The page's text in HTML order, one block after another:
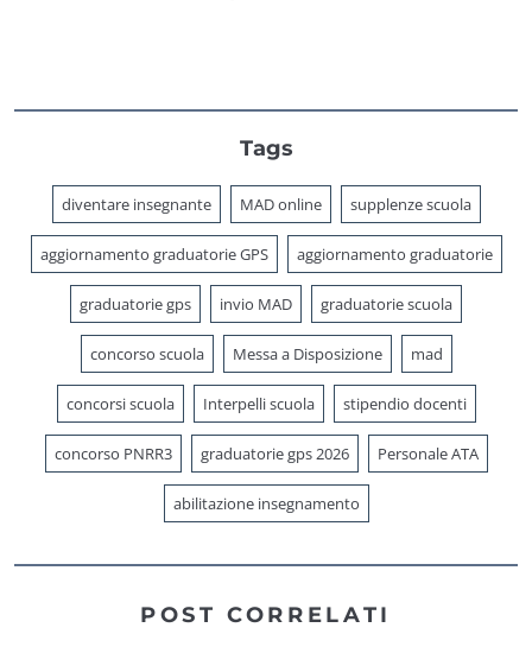
Tags
diventare insegnante MAD online supplenze scuola
aggiornamento graduatorie GPS aggiornamento graduatorie
graduatorie gps invio MAD graduatorie scuola
concorso scuola Messa a Disposizione mad
concorsi scuola Interpelli scuola stipendio docenti
concorso PNRR3 graduatorie gps 2026 Personale ATA
abilitazione insegnamento
POST CORRELATI